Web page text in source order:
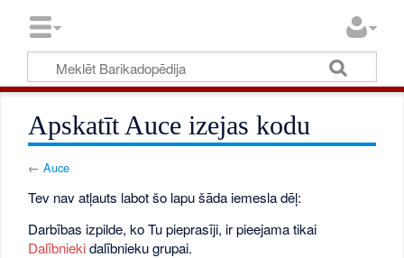
Apskatīt Auce izejas kodu
←Auce
Tev nav atļauts labot šo lapu šāda iemesla dēļ:
Darbības izpilde, ko Tu pieprasīji, ir pieejama tikai
Dalībniekidalībnieku grupai.